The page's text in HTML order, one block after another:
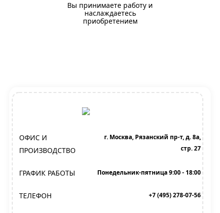
Вы принимаете работу и
наслаждаетесь
приобретением
ОФИС И
ПРОИЗВОДСТВО
г. Москва, Рязанский пр-т, д. 8а,
стр. 27
ГРАФИК РАБОТЫ Понедельник-пятница 9:00 - 18:00
ТЕЛЕФОН +7 (495) 278-07-56